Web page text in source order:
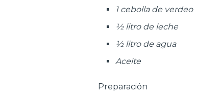
1 cebolla de verdeo
½ litro de leche
½ litro de agua
Aceite
Preparación